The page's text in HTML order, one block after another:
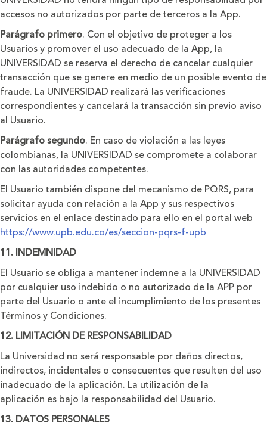
accesos no autorizados por parte de terceros a la App.
Parágrafo primero. Con el objetivo de proteger a los
Usuarios y promover el uso adecuado de la App, la
UNIVERSIDAD se reserva el derecho de cancelar cualquier
transacción que se genere en medio de un posible evento de
fraude. La UNIVERSIDAD realizará las veriﬁcaciones
correspondientes y cancelará la transacción sin previo aviso
al Usuario.
Parágrafo segundo. En caso de violación a las leyes
colombianas, la UNIVERSIDAD se compromete a colaborar
con las autoridades competentes.
El Usuario también dispone del mecanismo de PQRS, para
solicitar ayuda con relación a la App y sus respectivos
servicios en el enlace destinado para ello en el portal web
https://www.upb.edu.co/es/seccion-pqrs-f-upb
11. INDEMNIDAD
El Usuario se obliga a mantener indemne a la UNIVERSIDAD
por cualquier uso indebido o no autorizado de la APP por
parte del Usuario o ante el incumplimiento de los presentes
Términos y Condiciones.
12. LIMITACIÓN DE RESPONSABILIDAD
La Universidad no será responsable por daños directos,
indirectos, incidentales o consecuentes que resulten del uso
inadecuado de la aplicación. La utilización de la
aplicación es bajo la responsabilidad del Usuario.
13. DATOS PERSONALES